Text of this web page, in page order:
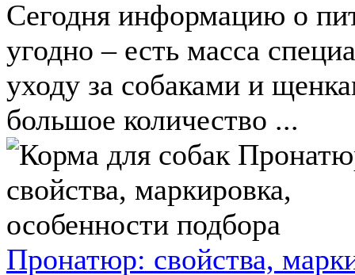
Сегодня информацию о
угодно – есть масса
уходу за собаками и
большое количество ...
Пронатюр: свойства,